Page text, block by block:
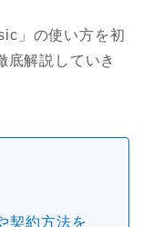
」の使い方を初
底解説していき
契約方法を